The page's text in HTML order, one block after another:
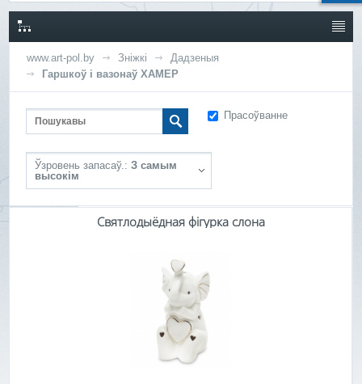
www.art-pol.by Зніжкі
Дадзеныя
Гаршкоў і вазонаў ХАМЕР
Прасоўванне
Ўзровень запасаў.: З самым
высокім
Святлодыёдная фігурка слона